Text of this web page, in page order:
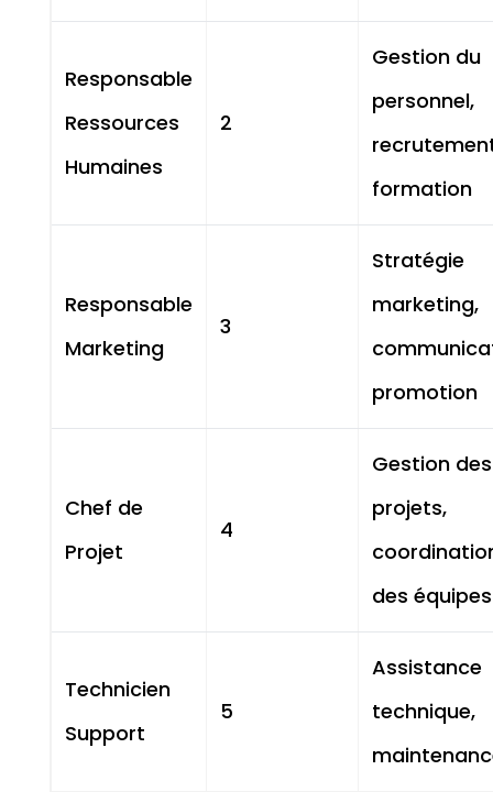
Responsable
Ressources
Humaines
2
Gestion du
personnel,
formation
Responsable
Marketing
3
Stratégie
marketing,
promotion
Chef de
Projet
4
Gestion des
projets,
des équipes
Technicien
Support
5
Assistance
technique,